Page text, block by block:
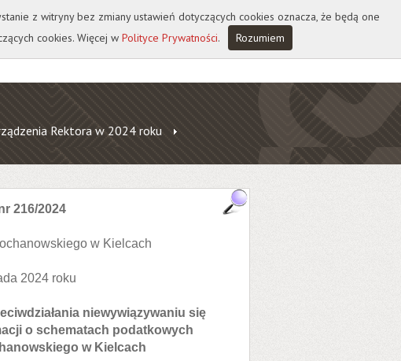
Rektora w 2024 roku
216/2024
w Kielcach
2024 roku
niewywiązywaniu się
o schematach podatkowych
w Kielcach
z witryny bez zmiany ustawień dotyczących cookies oznacza, że będą one
cookies. Więcej w Polityce Prywatności. Rozumiem